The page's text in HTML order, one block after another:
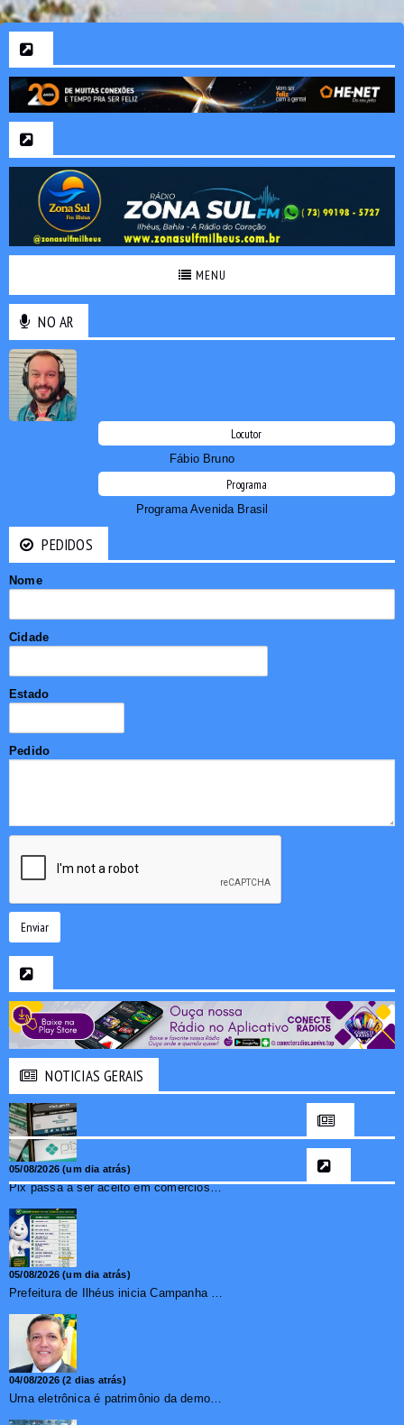
MENU
NO AR
Locutor
Fábio Bruno
Programa
Programa Avenida Brasil
PEDIDOS
Nome
Cidade
Estado
Pedido
Enviar
NOTICIAS GERAIS
05/08/2026 (um dia atrás)
Pix passa a ser aceito em comércios de oito países e amplia opções de pagamento para brasileiros no exterior
05/08/2026 (um dia atrás)
Prefeitura de Ilhéus inicia Campanha de Multivacinação 2026
04/08/2026 (2 dias atrás)
Urna eletrônica é patrimônio da democracia, diz presidente do TSE